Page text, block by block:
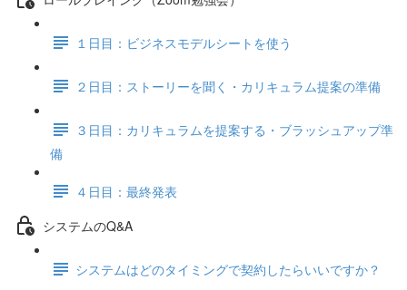
１日目：ビジネスモデルシートを使う
２日目：ストーリーを聞く・カリキュラム提案の準備
３日目：カリキュラムを提案する・ブラッシュアップ準
備
４日目：最終発表
システムのQ&A
システムはどのタイミングで契約したらいいですか？